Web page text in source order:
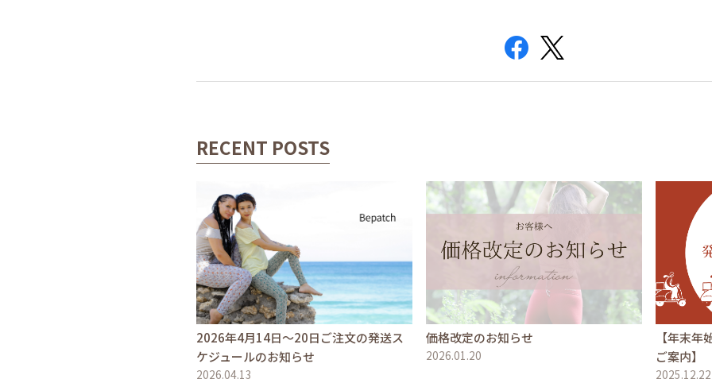
RECENT POSTS
2026年4月14日〜20日ご注文の発送ス
ケジュールのお知らせ
2026.04.13
価格改定のお知らせ
2026.01.20
【年末
ご案内】
2025.12.22